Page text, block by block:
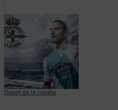
Depor de la coruña